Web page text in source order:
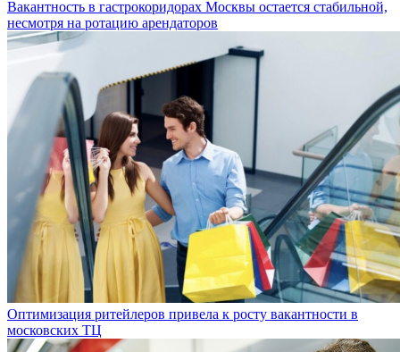
Вакантность в гастрокоридорах Москвы остается стабильной,
несмотря на ротацию арендаторов
Оптимизация ритейлеров привела к росту вакантности в
московских ТЦ